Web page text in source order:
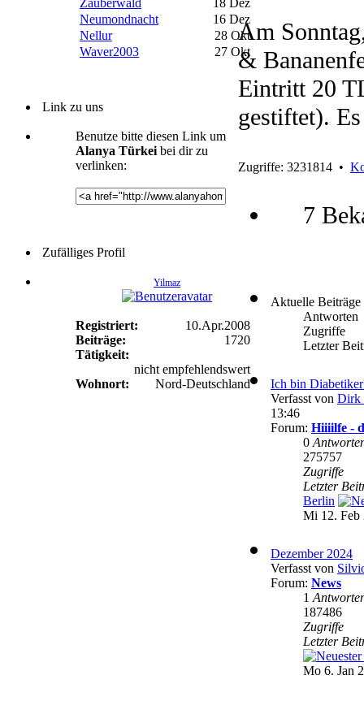
Neumondnacht
16 Dez
Nellur
28 Okt
Waver2003
27 Okt
Link zu uns
Benutze bitte diesen Link um
Alanya Türkei bei dir zu
verlinken:
Zufälliges Profil
Yilmaz
Registriert:
10.Apr.2008
Beiträge:
1720
Tätigkeit:
nicht empfehlendswert
Wohnort:
Nord-Deutschland
Am
&
Eintritt 20
gestiftet).
Zugriffe: 3231814 •
7
Aktuelle Beiträge
Antworten
Zugriffe
Letzter
Ich bin
Verfasst von Dirk
13:46
Forum: Hiiiilfe -
0
275757
Zugriffe
Letzter
Berlin
Mi 12. Feb
Dezember 2024
Verfasst von
Forum: News
1
187486
Zugriffe
Letzter
Mo 6. Jan